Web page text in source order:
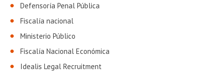
Defensoría Penal Pública
Fiscalía nacional
Ministerio Público
Fiscalía Nacional Económica
Idealis Legal Recruitment